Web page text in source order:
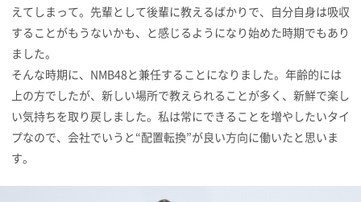
えてしまって。先輩として後輩に教えるばかりで、自分自身は吸収
することがもうないかも、と感じるようになり始めた時期でもあり
ました。
そんな時期に、NMB48と兼任することになりました。年齢的には
上の方でしたが、新しい場所で教えられることが多く、新鮮で楽し
い気持ちを取り戻しました。私は常にできることを増やしたいタイ
プなので、会社でいうと“配置転換”が良い方向に働いたと思いま
す。